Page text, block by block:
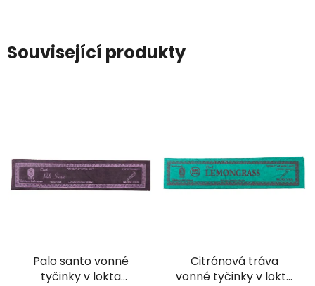
Související produkty
Palo santo vonné
tyčinky v lokta
Citrónová tráva
vonné tyčinky v lokta